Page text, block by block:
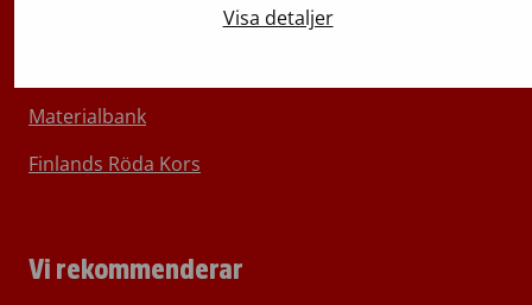
Visa detaljer
Materialbank
Finlands Röda Kors
Vi rekommenderar